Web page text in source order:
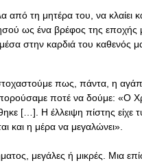
από τη μητέρα του, να κλαίει
ως ένα βρέφος της εποχής
στην καρδιά του καθενός
πως, πάντα, η
ποτέ να δούμε: «Ο
[…]. Η έλλειψη πίστης είχε
και η μέρα να μεγαλώνει».
μεγάλες ή μικρές. Μια